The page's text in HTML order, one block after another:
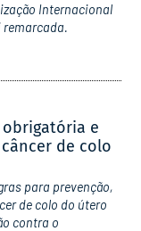
Internacional
remarcada.
e
de colo
para prevenção,
de colo do útero
contra o